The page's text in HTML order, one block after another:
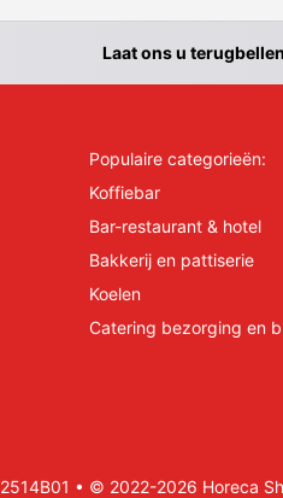
Laat ons u
Populaire categorieën:
Koffiebar
Bar-restaurant & hotel
Bakkerij en pattiserie
Koelen
Catering bezorging en
• © 2022-2026 Horeca